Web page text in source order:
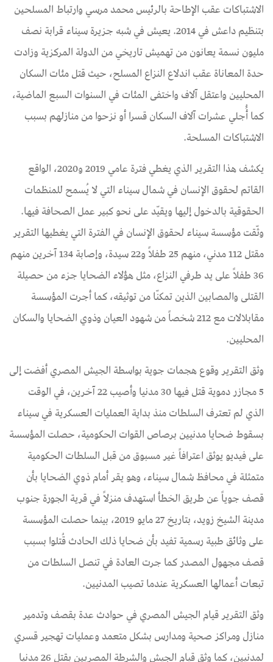
الاشتباكات عقب الإطاحة بالرئيس محمد مرسي وارتباط المسلحين
بتنظيم داعش في 2014. يعيش في شبه جزيرة سيناء قرابة نصف
مليون نسمة يعانون من تهميش تاريخي من الدولة المركزية وزادت
حدة المعاناة عقب اندلاع النزاع المسلح، حيث قتل مئات السكان
المحليين واعتقل آلاف واختفى المئات في السنوات السبع الماضية،
كما أُُجلي عشرات آلاف السكان قسرا أو نزحوا من منازلهم بسبب
الاشتباكات المسلحة.
يكشف هذا التقرير الذي يغطي فترة عامي 2019 و2020، الواقع
القاتم لحقوق الإنسان في شمال سيناء التي لا يُسمح للمنظمات
الحقوقية بالدخول إليها ويقيّد على نحو كبير عمل الصحافة فيها.
وثّقت مؤسسة سيناء لحقوق الإنسان في الفترة التي يغطيها التقرير
مقتل 112 مدني، منهم 25 طفلاً و22 سيدة، وإصابة 134 آخرين منهم
36 طفلاً على يد طرفي النزاع، مثل هؤلاء الضحايا جزء من حصيلة
القتلى والمصابين الذين تمكنّا من توثيقه، كما أجرت المؤسسة
مقابلالات مع 212 شخصاً من شهود العيان وذوي الضحايا والسكان
المحليين.
وثق التقرير وقوع هجمات جوية بواسطة الجيش المصري أفضت إلى
5 مجازر دموية قتل فيها 30 مدنيا وأصيب 22 آخرين، في الوقت
الذي لم تعترف السلطات منذ بداية العمليات العسكرية في سيناء
بسقوط ضحايا مدنيين برصاص القوات الحكومية، حصلت المؤسسة
على فيديو يوثق اعترافاً غير مسبوق من قبل السلطات الحكومية
متمثلة في محافظ شمال سيناء، وهو يقر أمام ذوي الضحايا بأن
قصف جوياً عن طريق الخطأ استهدف منزلاً في قرية الجورة جنوب
مدينة الشيخ زويد، بتاريخ 27 مايو 2019، بينما حصلت المؤسسة
على وثائق طبية رسمية تفيد بأن ضحايا ذلك الحادث قُتلوا بسبب
قصف مجهول المصدر كما جرت العادة في تنصل السلطات من
تبعات أعمالها العسكرية عندما تصيب المدنيين.
وثق التقرير قيام الجيش المصري في حوادث عدة بقصف وتدمير
منازل ومراكز صحية ومدارس بشكل متعمد وعمليات تهجير قسري